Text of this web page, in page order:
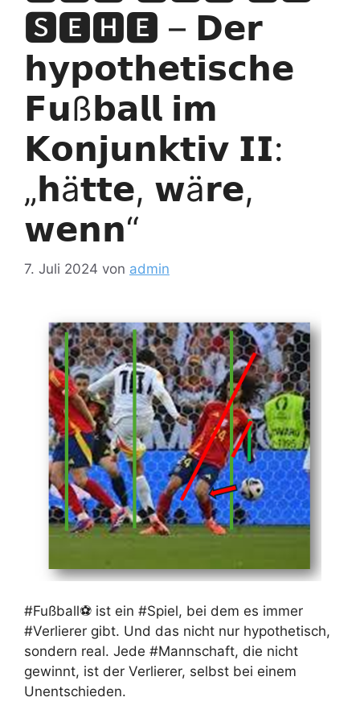
🆂🅴🅷🅴 – 𝗗𝗲𝗿
𝗵𝘆𝗽𝗼𝘁𝗵𝗲𝘁𝗶𝘀𝗰𝗵𝗲
𝗙𝘂ß𝗯𝗮𝗹𝗹 𝗶𝗺
𝗞𝗼𝗻𝗷𝘂𝗻𝗸𝘁𝗶𝘃 𝗜𝗜:
„𝗵ä𝘁𝘁𝗲, 𝘄ä𝗿𝗲,
𝘄𝗲𝗻𝗻“
7. Juli 2024 von admin
#Fußball⚽ ist ein #Spiel, bei dem es immer
#Verlierer gibt. Und das nicht nur hypothetisch,
sondern real. Jede #Mannschaft, die nicht
gewinnt, ist der Verlierer, selbst bei einem
Unentschieden.